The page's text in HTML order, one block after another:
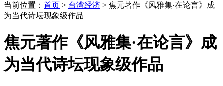
当前位置： 首页 > 台湾经济 > 焦元著作《风雅集·在论言》成
为当代诗坛现象级作品
焦元著作《风雅集·在论言》成
为当代诗坛现象级作品